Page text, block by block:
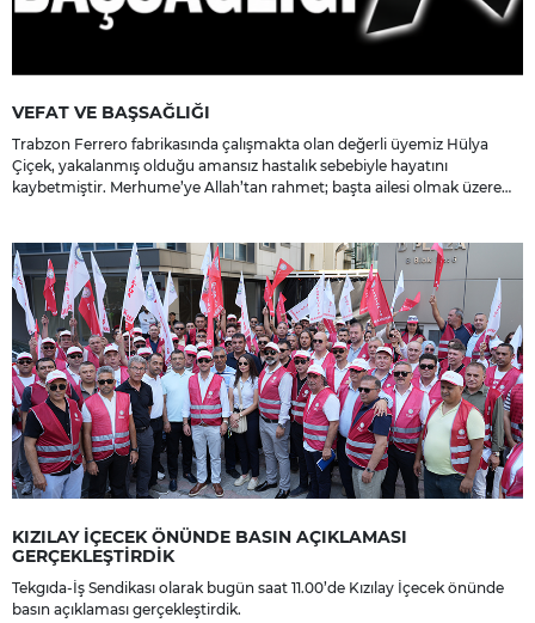
VEFAT VE BAŞSAĞLIĞI
Trabzon Ferrero fabrikasında çalışmakta olan değerli üyemiz Hülya
Çiçek, yakalanmış olduğu amansız hastalık sebebiyle hayatını
kaybetmiştir. Merhume’ye Allah’tan rahmet; başta ailesi olmak üzere
KIZILAY İÇECEK ÖNÜNDE BASIN AÇIKLAMASI
GERÇEKLEŞTİRDİK
Tekgıda-İş Sendikası olarak bugün saat 11.00’de Kızılay İçecek önünde
basın açıklaması gerçekleştirdik.